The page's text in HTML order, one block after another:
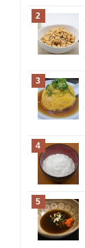
2
3
4
5